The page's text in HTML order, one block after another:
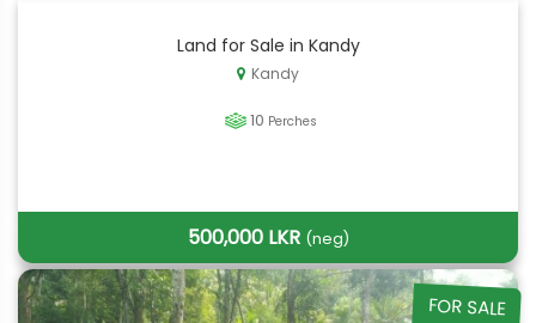
Land for Sale in Kandy
Kandy
10 Perches
500,000 LKR (neg)
FOR SALE